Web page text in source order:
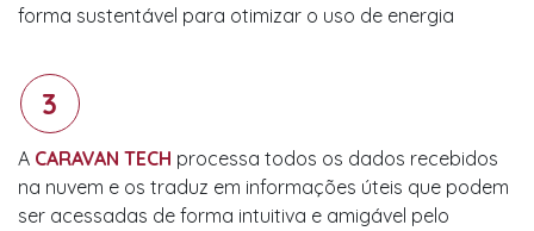
forma sustentável para otimizar o uso de energia
3
A CARAVAN TECH processa todos os dados recebidos
na nuvem e os traduz em informações úteis que podem
ser acessadas de forma intuitiva e amigável pelo